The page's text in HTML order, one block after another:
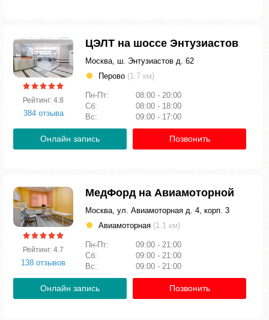
Рейтинг: 4.8
384 отзыва
ЦЭЛТ на шоссе Энтузиастов
Москва, ш. Энтузиастов д. 62
Перово (1.7 км)
Пн-Пт:
08:00 - 20:00
Сб:
08:00 - 18:00
Вс:
09:00 - 17:00
Онлайн запись Позвонить
Рейтинг: 4.7
138 отзывов
МедФорд на Авиамоторной
Москва, ул. Авиамоторная д. 4, корп. 3
Авиамоторная (1.1 км)
Пн-Пт:
09:00 - 21:00
Сб:
09:00 - 21:00
Вс:
09:00 - 21:00
Онлайн запись Позвонить